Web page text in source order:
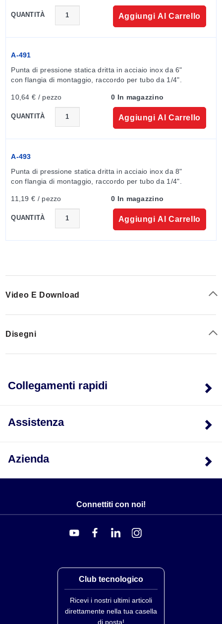
QUANTITÀ Aggiungi Al Carrello
A-491
Punta di pressione statica dritta in acciaio inox da 6"
con flangia di montaggio, raccordo per tubo da 1/4".
10,64 € / pezzo 0 In magazzino
QUANTITÀ Aggiungi Al Carrello
A-493
Punta di pressione statica dritta in acciaio inox da 8"
con flangia di montaggio, raccordo per tubo da 1/4".
11,19 € / pezzo 0 In magazzino
QUANTITÀ Aggiungi Al Carrello
Video E Download
Disegni
Collegamenti rapidi
Assistenza
Azienda
Connettiti con noi!
Club tecnologico
Ricevi i nostri ultimi articoli
direttamente nella tua casella
di posta!